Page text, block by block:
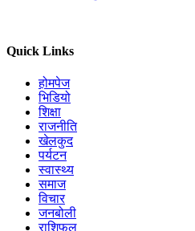
Quick Links
होमपेज
भिडियो
शिक्षा
राजनीति
खेलकुद
पर्यटन
स्वास्थ्य
समाज
विचार
जनबोली
राशिफल